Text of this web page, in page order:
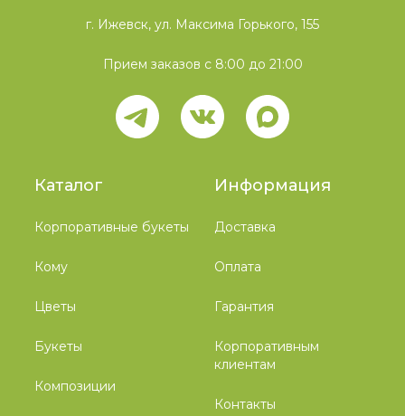
Каталог
Корпоративные букеты
Кому
Цветы
Букеты
Композиции
Информация
Доставка
Оплата
Гарантия
Корпоративным
клиентам
Контакты
г. Ижевск, ул. Максима Горького, 155
Прием заказов с 8:00 до 21:00